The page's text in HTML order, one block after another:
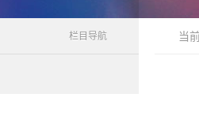
栏目导航 当